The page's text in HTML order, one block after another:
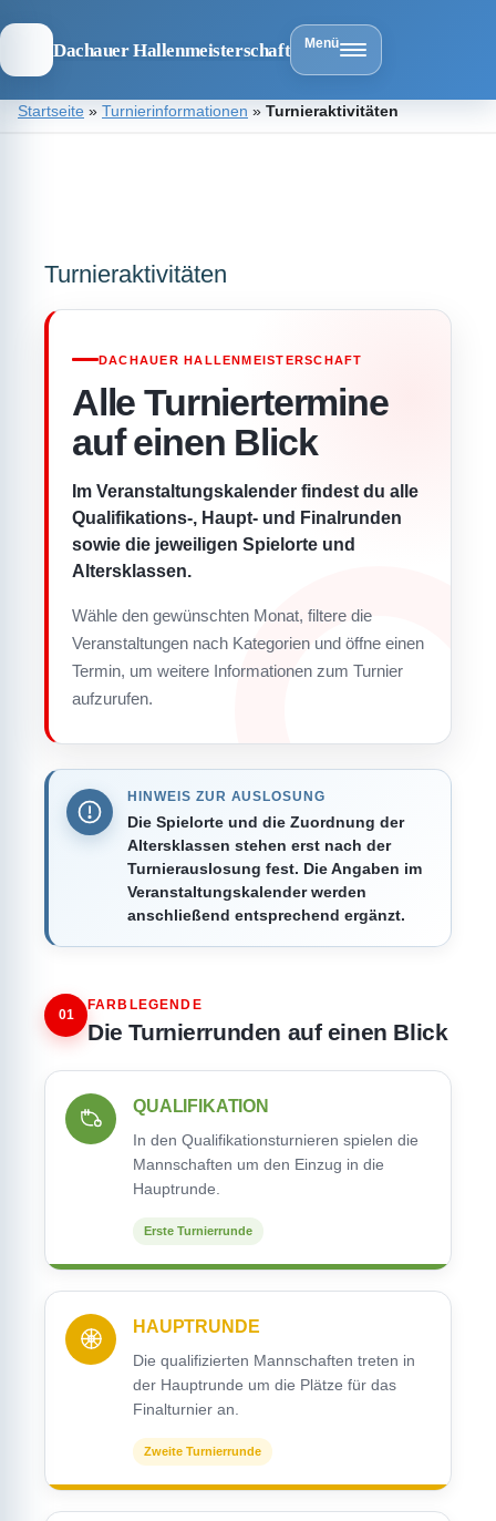
Dachauer Hallenmeisterschaft Menü
ZumStartseite » Turnierinformationen » Turnieraktivitäten
Turnieraktivitäten
DACHAUER HALLENMEISTERSCHAFT
Alle Turniertermine
auf einen Blick
Im Veranstaltungskalender findest du alle
Qualifikations-, Haupt- und Finalrunden
sowie die jeweiligen Spielorte und
Altersklassen.
Wähle den gewünschten Monat, filtere die
Veranstaltungen nach Kategorien und öffne einen
Termin, um weitere Informationen zum Turnier
aufzurufen.
HINWEIS ZUR AUSLOSUNG
Die Spielorte und die Zuordnung der
Altersklassen stehen erst nach der
Turnierauslosung fest. Die Angaben im
Veranstaltungskalender werden
anschließend entsprechend ergänzt.
01
FARBLEGENDE
Die Turnierrunden auf einen Blick
QUALIFIKATION
In den Qualifikationsturnieren spielen die
Mannschaften um den Einzug in die
Hauptrunde.
Erste Turnierrunde
HAUPTRUNDE
Die qualifizierten Mannschaften treten in
der Hauptrunde um die Plätze für das
Finalturnier an.
Zweite Turnierrunde